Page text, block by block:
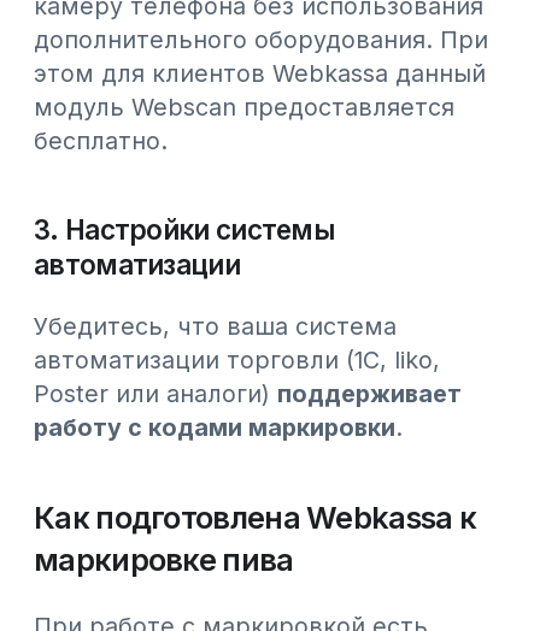
учтена технически.
Если только готовитесь - сейчас
подходящее время настроить
процесс заранее, без спешки и
рисков.
Все
#Новости КГД #Статьи
#Обновления